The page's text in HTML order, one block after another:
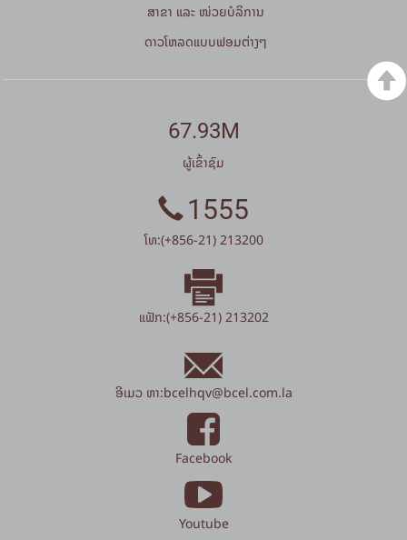
ສາຂາ ແລະ ໜ່ວຍບໍລິການ
ດາວໂຫລດແບບຟອມຕ່າງໆ
67.93M
ຜູ້ເຂົ້າຊົມ
1555
ໂທ:(+856-21) 213200
ແຟັກ:(+856-21) 213202
ອີເມວ ຫາ:bcelhqv@bcel.com.la
Facebook
Youtube